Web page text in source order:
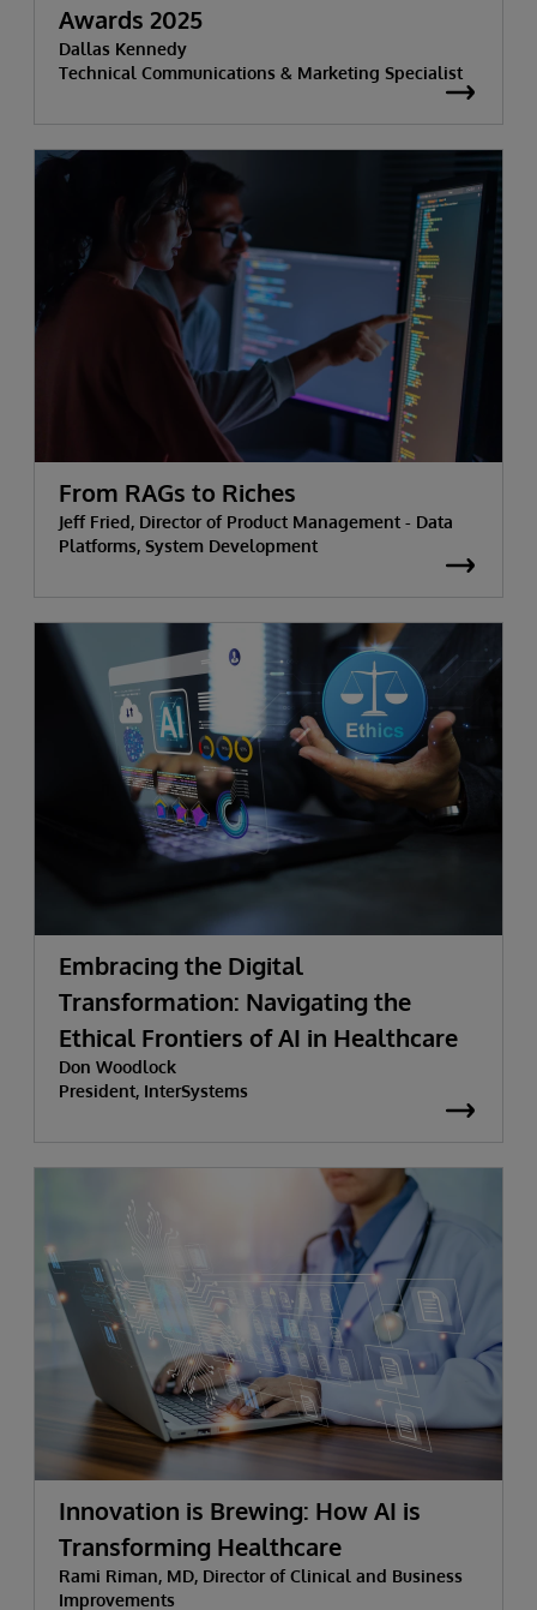
Awards 2025
Dallas Kennedy
Technical Communications & Marketing Specialist
From RAGs to Riches
Jeff Fried, Director of Product Management - Data
Platforms, System Development
Embracing the Digital
Transformation: Navigating the
Ethical Frontiers of AI in Healthcare
Don Woodlock
President, InterSystems
Innovation is Brewing: How AI is
Transforming Healthcare
Rami Riman, MD, Director of Clinical and Business
Improvements